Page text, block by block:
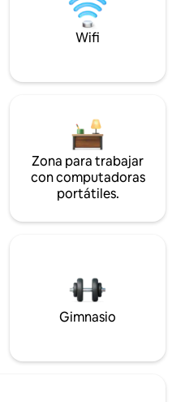
Wifi
Zona para trabajar
con computadoras
portátiles.
Gimnasio